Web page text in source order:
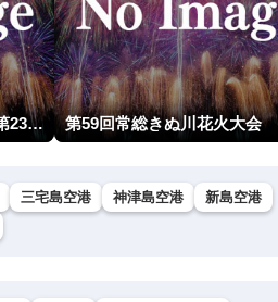
燃えよ！商工会青年部！！第23回こうのす花火大会 第59回常総きぬ川花火大会
三宅島空港 神津島空港
新島空港